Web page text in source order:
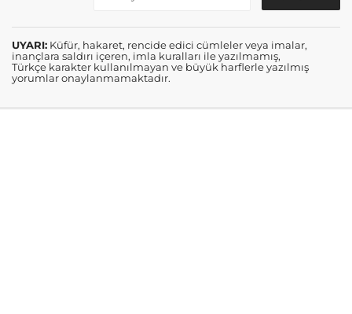
UYARI: Küfür, hakaret, rencide edici cümleler veya imalar,
inançlara saldırı içeren, imla kuralları ile yazılmamış,
Türkçe karakter kullanılmayan ve büyük harflerle yazılmış
yorumlar onaylanmamaktadır.